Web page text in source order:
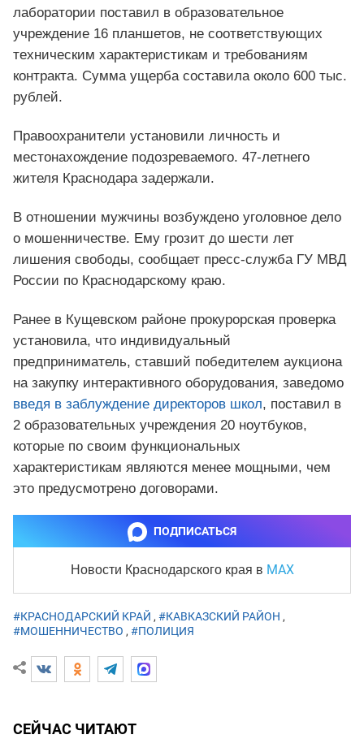
лаборатории поставил в образовательное
учреждение 16 планшетов, не соответствующих
техническим характеристикам и требованиям
контракта. Сумма ущерба составила около 600 тыс.
рублей.
Правоохранители установили личность и
местонахождение подозреваемого. 47-летнего
жителя Краснодара задержали.
В отношении мужчины возбуждено уголовное дело
о мошенничестве. Ему грозит до шести лет
лишения свободы, сообщает пресс-служба ГУ МВД
России по Краснодарскому краю.
Ранее в Кущевском районе прокурорская проверка
установила, что индивидуальный
предприниматель, ставший победителем аукциона
на закупку интерактивного оборудования, заведомо
введя в заблуждение директоров школ, поставил в
2 образовательных учреждения 20 ноутбуков,
которые по своим функциональных
характеристикам являются менее мощными, чем
это предусмотрено договорами.
ПОДПИСАТЬСЯ
Новости Краснодарского края в MAX
#КРАСНОДАРСКИЙ КРАЙ , #КАВКАЗСКИЙ РАЙОН ,
#МОШЕННИЧЕСТВО , #ПОЛИЦИЯ
СЕЙЧАС ЧИТАЮТ